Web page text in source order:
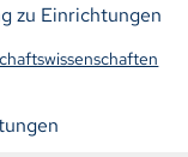
zu Einrichtungen